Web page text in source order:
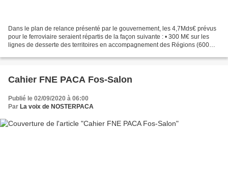
Dans le plan de relance présenté par le gouvernement, les 4,7Mds€ prévus
pour le ferroviaire seraient répartis de la façon suivante : • 300 M€ sur les
lignes de desserte des territoires en accompagnement des Régions (600
Cahier FNE PACA Fos-Salon
Publié le 02/09/2020 à 06:00
Par La voix de NOSTERPACA